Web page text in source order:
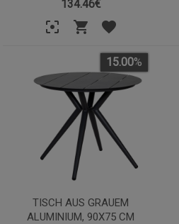
134.46€
TISCH AUS GRAUEM
ALUMINIUM, 90X75 CM
15.00%